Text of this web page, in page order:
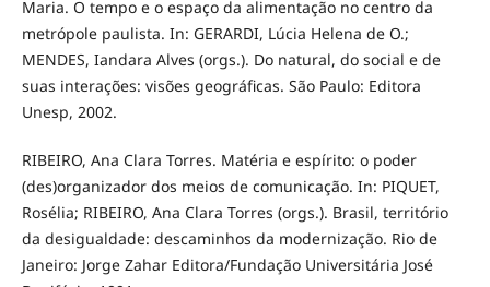
Maria. O tempo e o espaço da alimentação no centro da
metrópole paulista. In: GERARDI, Lúcia Helena de O.;
MENDES, Iandara Alves (orgs.). Do natural, do social e de
suas interações: visões geográficas. São Paulo: Editora
Unesp, 2002.
RIBEIRO, Ana Clara Torres. Matéria e espírito: o poder
(des)organizador dos meios de comunicação. In: PIQUET,
Rosélia; RIBEIRO, Ana Clara Torres (orgs.). Brasil, território
da desigualdade: descaminhos da modernização. Rio de
Janeiro: Jorge Zahar Editora/Fundação Universitária José